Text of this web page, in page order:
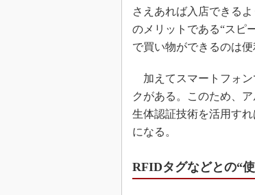
さえあれば入店できる
のメリットである“スピ
で買い物ができるのは
加えてスマートフォン
クがある。このため、
生体認証技術を活用す
になる。
RFIDタグなどとの“